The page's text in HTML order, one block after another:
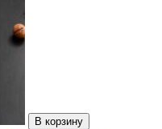
В корзину